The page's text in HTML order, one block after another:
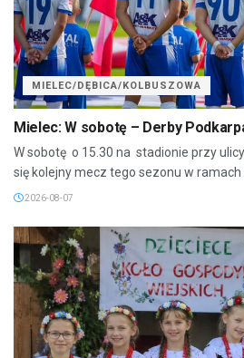
MIELEC/DĘBICA/KOLBUSZOWA
Mielec: W sobotę – Derby
W sobotę o 15.30 na stadionie przy
się kolejny mecz tego sezonu w ramach
2026-08-07